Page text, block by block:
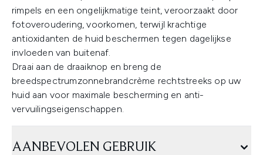
rimpels en een ongelijkmatige teint, veroorzaakt door
fotoveroudering, voorkomen, terwijl krachtige
antioxidanten de huid beschermen tegen dagelijkse
invloeden van buitenaf.
Draai aan de draaiknop en breng de
breedspectrumzonnebrandcrème rechtstreeks op uw
huid aan voor maximale bescherming en anti-
vervuilingseigenschappen.
AANBEVOLEN GEBRUIK